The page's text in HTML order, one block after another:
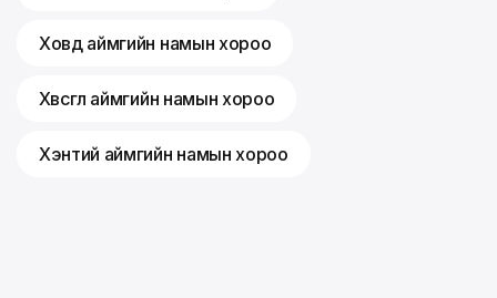
Ховд аймгийн намын хороо
Хөвсгөл аймгийн намын хороо
Хэнтий аймгийн намын хороо